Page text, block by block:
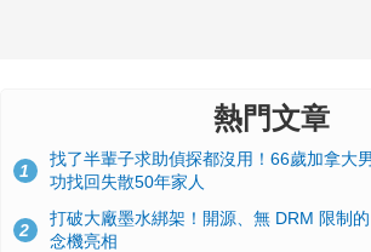
熱門文章
1
找了半輩子求助偵探都沒用！66歲加拿大
功找回失散50年家人
2
打破大廠墨水綁架！開源、無 DRM 限制
念機亮相